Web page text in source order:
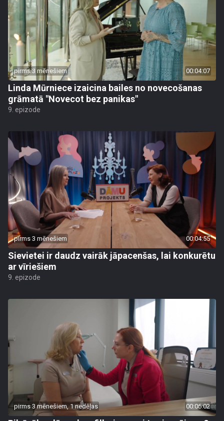
pirms 3 mēnešiem 00:04:07
Linda Mūrniece izaicina bailes no novecošanas
grāmatā "Novecot bez panikas"
9. epizode
pirms 3 mēnešiem 00:04:55
Sievietei ir daudz vairāk jāpacenšas, lai konkurētu
ar vīriešiem
9. epizode
pirms 3 mēnešiem, 1 nedēļas 00:06:02